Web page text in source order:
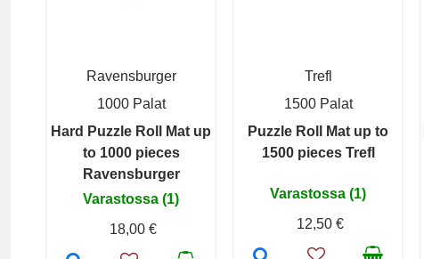
Ravensburger
1000 Palat
Hard Puzzle Roll Mat up
to 1000 pieces
Ravensburger
Varastossa (1)
18,00 €
Trefl
1500 Palat
Puzzle Roll Mat up to
1500 pieces Trefl
Varastossa (1)
12,50 €